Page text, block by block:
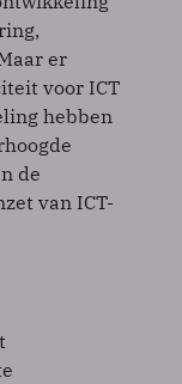
er
voor ICT
hebben
de
van ICT-